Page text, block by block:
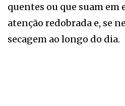
quentes ou que suam em
atenção redobrada e, se
secagem ao longo do dia.